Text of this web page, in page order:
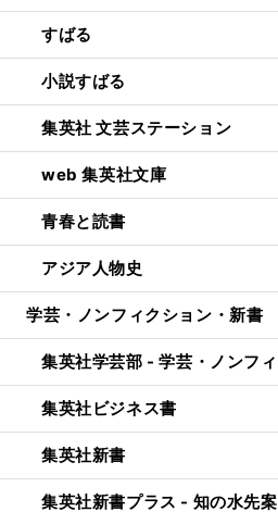
すばる
小説すばる
集英社 文芸ステーション
web 集英社文庫
青春と読書
アジア人物史
学芸・ノンフィクション・新書
集英社学芸部 - 学芸・ノンフ
集英社ビジネス書
集英社新書
集英社新書プラス - 知の水先